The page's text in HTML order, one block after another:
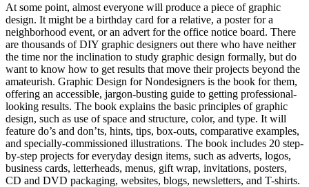
At some point, almost everyone will produce a piece of graphic
design. It might be a birthday card for a relative, a poster for a
neighborhood event, or an advert for the office notice board. There
are thousands of DIY graphic designers out there who have neither
the time nor the inclination to study graphic design formally, but do
want to know how to get results that move their projects beyond the
amateurish. Graphic Design for Nondesigners is the book for them,
offering an accessible, jargon-busting guide to getting professional-
looking results. The book explains the basic principles of graphic
design, such as use of space and structure, color, and type. It will
feature do’s and don’ts, hints, tips, box-outs, comparative examples,
and specially-commissioned illustrations. The book includes 20 step-
by-step projects for everyday design items, such as adverts, logos,
business cards, letterheads, menus, gift wrap, invitations, posters,
CD and DVD packaging, websites, blogs, newsletters, and T-shirts.